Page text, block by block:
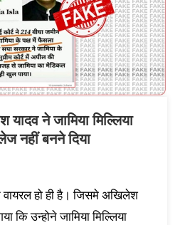
ने जामिया मिल्लिया
नहीं बनने दिया
वायरल हो ही है। जिसमे अखिलेश
कि उन्होने जामिया मिल्लिया